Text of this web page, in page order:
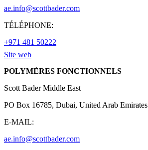
ae.info@scottbader.com
TÉLÉPHONE:
+971 481 50222
Site web
POLYMÈRES FONCTIONNELS
Scott Bader Middle East
PO Box 16785, Dubai, United Arab Emirates
E-MAIL:
ae.info@scottbader.com